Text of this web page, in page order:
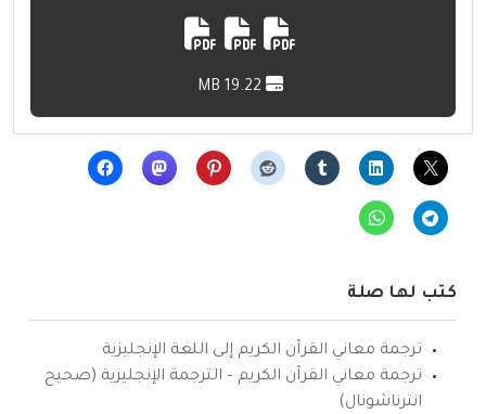
كتب لها صلة
ترجمة معاني القرآن الكريم إلى اللغة الإنجليزية
ترجمة معاني القرآن الكريم – الترجمة الإنجليزية (صحيح
انترناشونال)